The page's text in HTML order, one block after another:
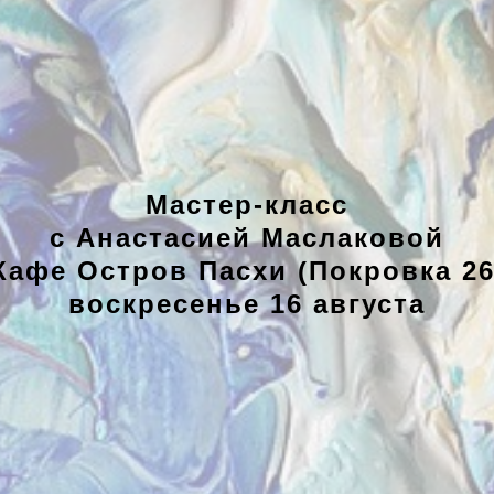
Мастер-класс
с Анастасией Маслаковой
Остров Пасхи (Покровка
воскресенье 16 августа